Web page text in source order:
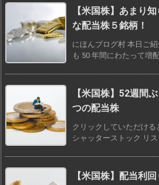
【米国株】あまり
な配当株５銘柄！
にほんブログ村 本日ご
も 50 年間にわたって増
【米国株】52週間
つの配当株
クリックしていただける
シャッターストック リス
【米国株】配当利